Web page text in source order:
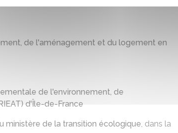
de l'aménagement et du logement en
de l'environnement, de
d'Île-de-France
ministère de la transition écologique, dans la